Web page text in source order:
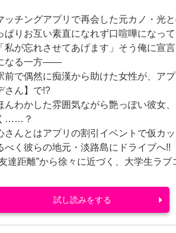
ッチングアプリで再会した元カノ・光
ぱりお互い素直になれず口喧嘩になっ
「私が忘れさせてあげます」そう俺に宣
なる一方――
前で偶然に痴漢から助けた女性が、ア
さん】で!?
んわかした雰囲気ながら艶っぽい彼女
……？
さんとはアプリの割引イベントで仮カ
べく彼らの地元・淡路島にドライブへ!!
達距離”から徐々に近づく、大学生ラブ
試し読みをする